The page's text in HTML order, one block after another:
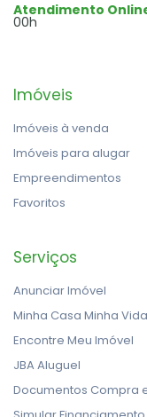
Atendimento
00h
Imóveis
Imóveis à venda
Imóveis para alugar
Empreendimentos
Favoritos
Serviços
Anunciar Imóvel
Minha Casa Minha Vida
Encontre Meu Imóvel
JBA Aluguel
Documentos Compra